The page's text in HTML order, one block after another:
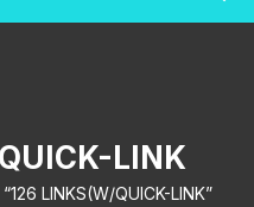
LINK
LINKS(W/QUICK-LINK”